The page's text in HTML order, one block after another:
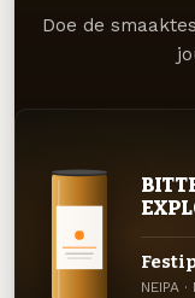
Doe de
NEIPA